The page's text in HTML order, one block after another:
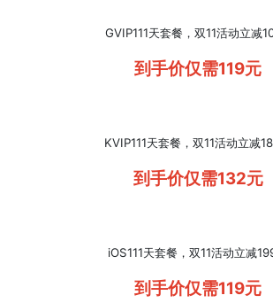
GVIP111天套餐，双11活动立减
到手价仅需119元
KVIP111天套餐，双11活动立减
到手价仅需132元
iOS111天套餐，双11活动立减
到手价仅需119元